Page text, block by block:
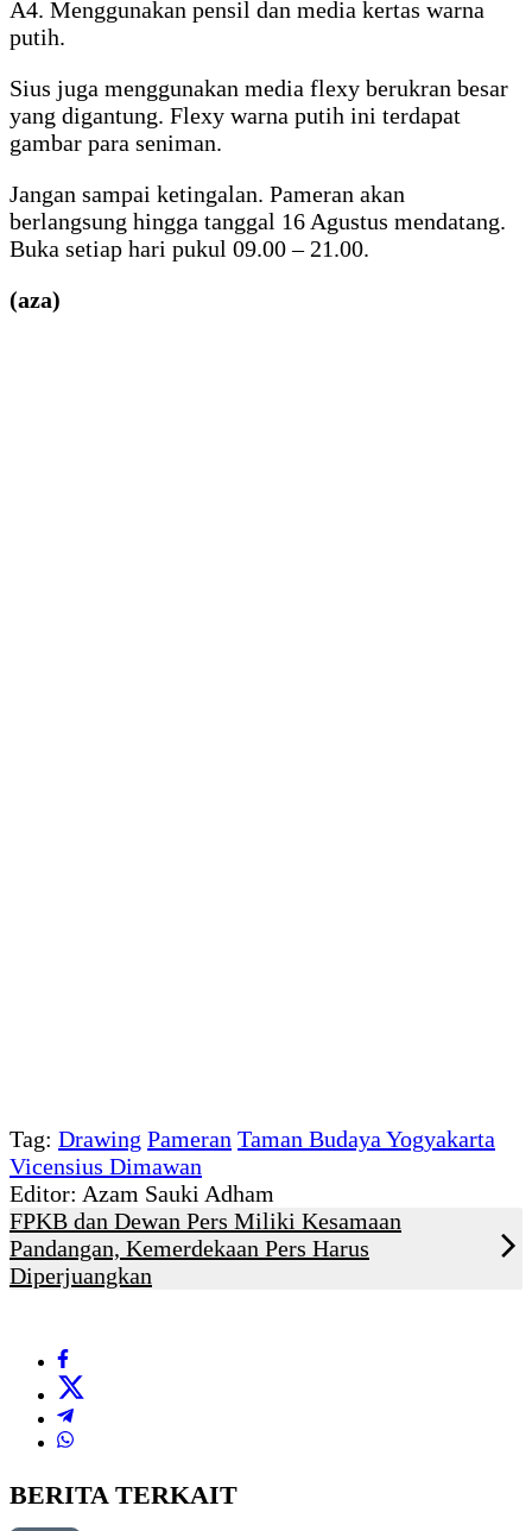
A4. Menggunakan pensil dan media kertas warna
putih.
Sius juga menggunakan media flexy berukran besar
yang digantung. Flexy warna putih ini terdapat
gambar para seniman.
Jangan sampai ketingalan. Pameran akan
berlangsung hingga tanggal 16 Agustus mendatang.
Buka setiap hari pukul 09.00 – 21.00.
(aza)
Tag: Drawing Pameran Taman Budaya Yogyakarta
Vicensius Dimawan
Editor: Azam Sauki Adham
FPKB dan Dewan Pers Miliki Kesamaan
Pandangan, Kemerdekaan Pers Harus
Diperjuangkan
BERITA TERKAIT